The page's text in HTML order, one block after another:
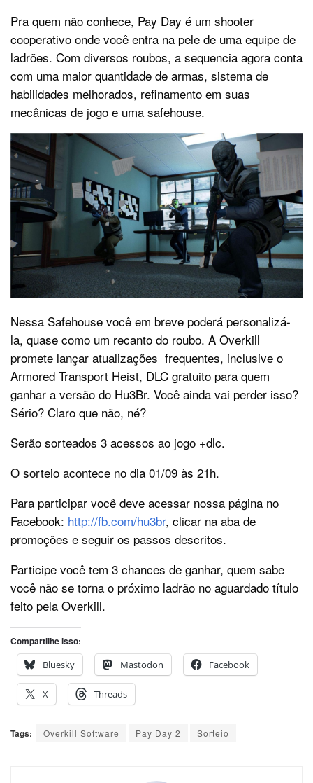
Pra quem não conhece, Pay Day é um shooter
cooperativo onde você entra na pele de uma equipe de
ladrões. Com diversos roubos, a sequencia agora conta
com uma maior quantidade de armas, sistema de
habilidades melhorados, refinamento em suas
mecânicas de jogo e uma safehouse.
Nessa Safehouse você em breve poderá personalizá-
la, quase como um recanto do roubo. A Overkill
promete lançar atualizações frequentes, inclusive o
Armored Transport Heist, DLC gratuito para quem
ganhar a versão do Hu3Br. Você ainda vai perder isso?
Sério? Claro que não, né?
Serão sorteados 3 acessos ao jogo +dlc.
O sorteio acontece no dia 01/09 às 21h.
Para participar você deve acessar nossa página no
Facebook: http://fb.com/hu3br, clicar na aba de
promoções e seguir os passos descritos.
Participe você tem 3 chances de ganhar, quem sabe
você não se torna o próximo ladrão no aguardado título
feito pela Overkill.
Compartilhe isso:
Bluesky
Mastodon Facebook
X Threads
Tags: Overkill Software Pay Day 2 Sorteio